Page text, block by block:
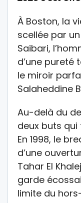
À Boston, la
scellée par
Saibari,
d’une pureté
le miroir
Salaheddine
Au-delà du
deux buts
En 1998, le
d’une
Tahar El
garde
limite du